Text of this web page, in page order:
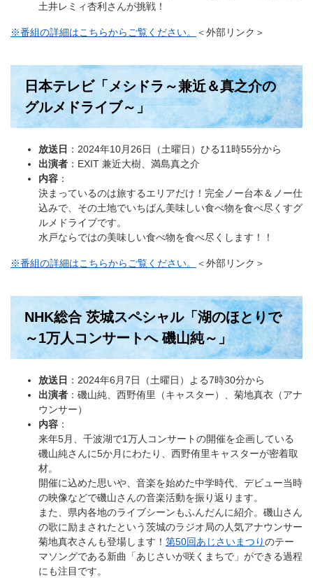
土井レミィ杏利さんが挑戦！
※番組の詳細はこちらからご覧ください。 ＜外部リンク＞
日本テレビ「メシドラ～兼近＆真之介の
グルメドライブ～」
放送日 ：2024年10月26日（土曜日）ひる11時55分から
出演者 ：EXIT 兼近大樹、満島真之介
内容 ：
決まっているのは旅するエリアだけ！完全ノー台本＆ノー仕
込みで、その土地でいちばん美味しい食べ物を食べ尽くすグ
ルメドライブです。
水戸ならではの美味しい食べ物を食べ尽くします！！
※番組の詳細はこちらからご覧ください。 ＜外部リンク＞
NHK総合 茨城スペシャル「湖のほとりで
～1万人コンサートへ 磯山純～」
放送日 ：2024年6月7日（土曜日）よる7時30分から
出演者 ：磯山純、西野侑里（キャスター）、菊地真衣（アナ
ウンサー）
内容 ：
​来年5月、千波湖で1万人コンサートの開催を企画している
磯山純さんに5か月にわたり、西野侑里キャスターが密着取
材。
開催に込めた思いや、音楽を始めた中学時代、デビュー当時
の映像などで磯山さんの音楽活動を振り返ります。
また、県内各地のライブシーンもふんだんに紹介。磯山さん
の歌に励まされたという茨城のラジオ局の人気アナウンサー
菊地真衣さんも登場します！ 第50回あじさいまつりのテー
マソングである新曲「あじさいが咲くまちで」ができる過程
にも注目です。